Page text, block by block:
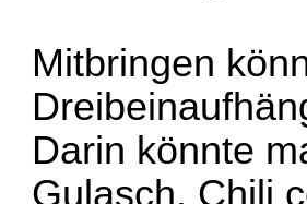
Mitbringen
Darin könnte
Gulasch, Chili